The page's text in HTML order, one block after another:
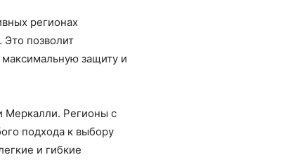
регионах
позволит
защиту и
Меркалли. Регионы с
подхода к выбору
и гибкие